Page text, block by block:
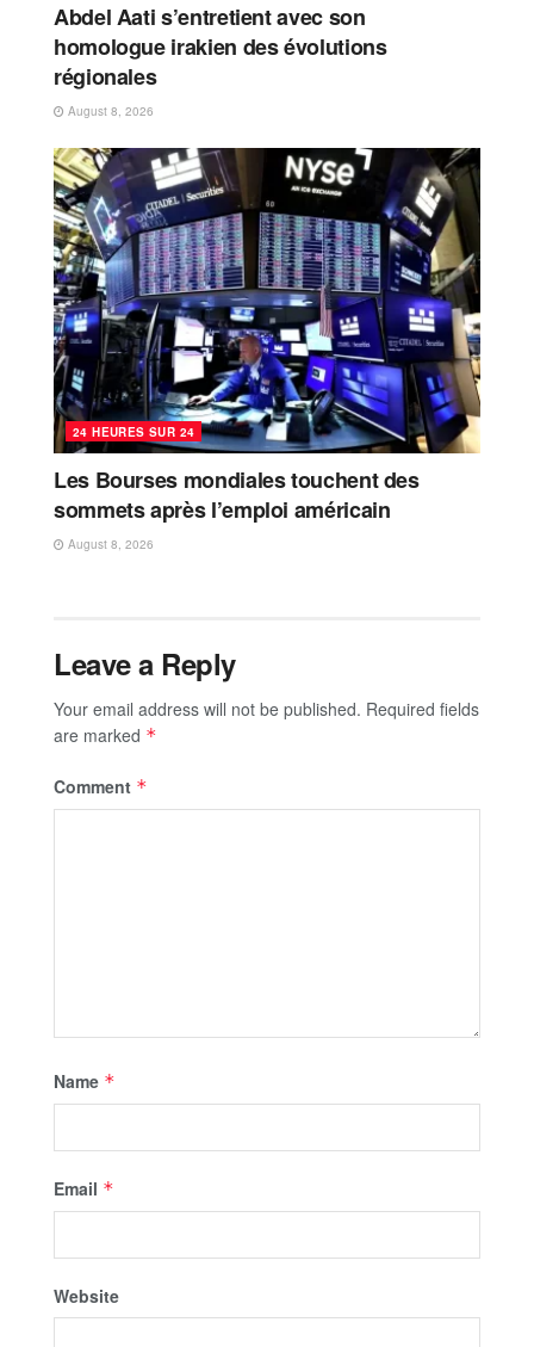
Abdel Aati s’entretient avec son
homologue irakien des évolutions
régionales
August 8, 2026
24 HEURES SUR 24
Les Bourses mondiales touchent des
sommets après l’emploi américain
August 8, 2026
Leave a Reply
Your email address will not be published. Required fields
are marked *
Comment *
Name *
Email *
Website